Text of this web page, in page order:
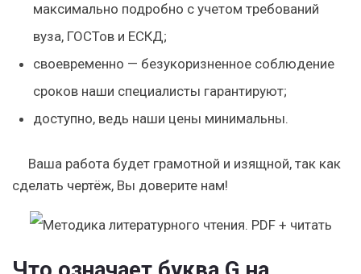
максимально подробно с учетом требований
вуза, ГОСТов и ЕСКД;
своевременно — безукоризненное соблюдение
сроков наши специалисты гарантируют;
доступно, ведь наши цены минимальны.
Ваша работа будет грамотной и изящной, так как
сделать чертёж, Вы доверите нам!